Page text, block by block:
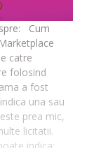
Cum
catre
folosind
a fost
una sau
prea mic,
licitatii.